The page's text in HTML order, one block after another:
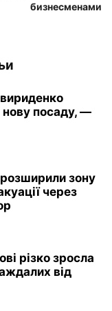
бизнесменами
нову посаду, —
зону
через
різко зросла
від